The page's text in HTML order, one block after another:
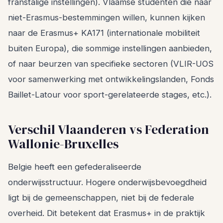
niet-Erasmus-bestemmingen willen, kunnen kijken
naar de Erasmus+ KA171 (internationale mobiliteit
buiten Europa), die sommige instellingen aanbieden,
of naar beurzen van specifieke sectoren (VLIR-UOS
voor samenwerking met ontwikkelingslanden, Fonds
Baillet-Latour voor sport-gerelateerde stages, etc.).
Verschil Vlaanderen vs Federation
Wallonie-Bruxelles
Belgie heeft een gefederaliseerde
onderwijsstructuur. Hogere onderwijsbevoegdheid
ligt bij de gemeenschappen, niet bij de federale
overheid. Dit betekent dat Erasmus+ in de praktijk